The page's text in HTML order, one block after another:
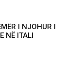
I NJOHUR I
NË ITALI